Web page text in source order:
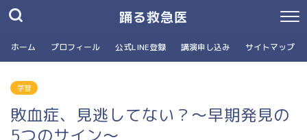
踊る救急医
ホーム プロフィール 公式LINE登録 講演申し込み サイトマップ
学習
敗血症、見逃してない？〜早期発見の
5つのサイン〜